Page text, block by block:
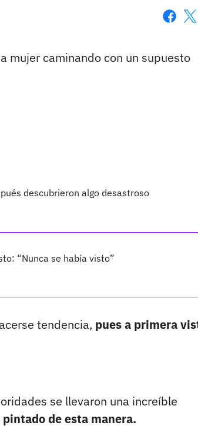
mujer caminando con un supuesto
descubrieron algo desastroso
“Nunca se había visto”
tendencia, pues a primera
se llevaron una increíble
de esta manera.